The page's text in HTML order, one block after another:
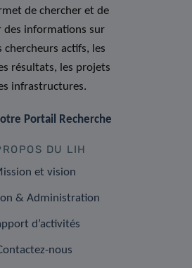
de chercher et de
des informations sur
chercheurs actifs, les
résultats, les projets
infrastructures.
Portail Recherche
DU LIH
et vision
& Administration
d’activités
nous